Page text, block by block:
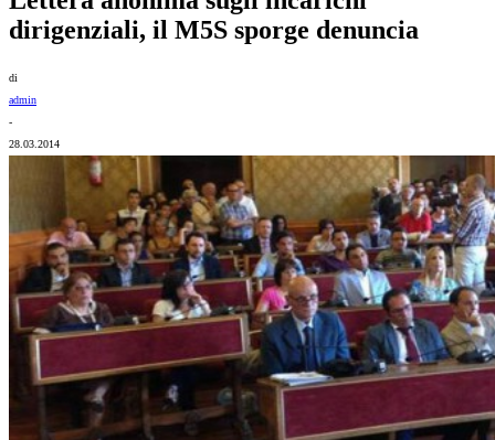
dirigenziali, il M5S sporge denuncia
di
admin
-
28.03.2014